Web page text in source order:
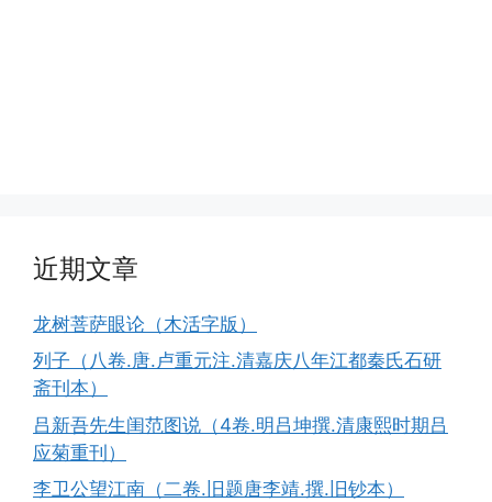
近期文章
龙树菩萨眼论（木活字版）
列子（八卷.唐.卢重元注.清嘉庆八年江都秦氏石研
斋刊本）
吕新吾先生闺范图说（4卷.明吕坤撰.清康熙时期吕
应菊重刊）
李卫公望江南（二卷.旧题唐李靖.撰.旧钞本）